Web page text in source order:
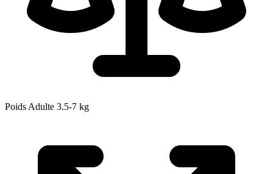
Poids Adulte 3.5-7 kg